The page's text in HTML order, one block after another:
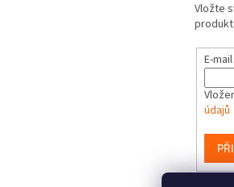
Vložte
E-mail
údajů